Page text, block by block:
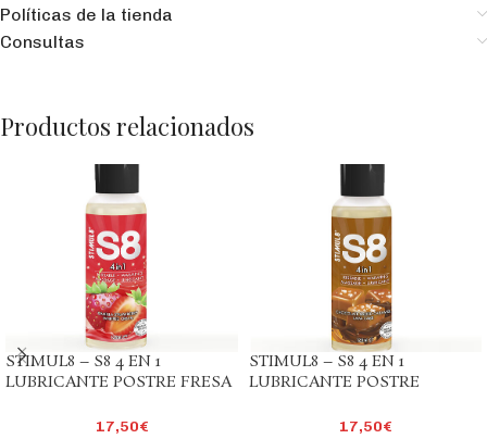
Políticas de la tienda
Consultas
Productos relacionados
STIMUL8 – S8 4 EN 1
LUBRICANTE POSTRE FRESA
17,50€
STIMUL8 – S8 4 EN 1
LUBRICANTE POSTRE
SALADO 125 ML
17,50€